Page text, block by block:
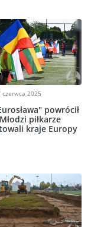
2025
powrócił
piłkarze
kraje Europy